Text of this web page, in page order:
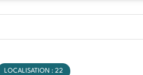
LOCALISATION : 22